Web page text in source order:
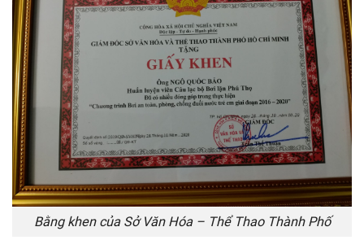
Bằng khen của Sở Văn Hóa – Thể Thao Thành Phố